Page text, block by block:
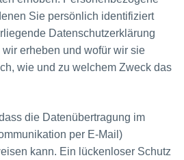
Sie persönlich identifiziert
Datenschutzerklärung
erheben und wofür wir sie
wie und zu welchem Zweck das
die Datenübertragung im
per E-Mail)
kann. Ein lückenloser Schutz